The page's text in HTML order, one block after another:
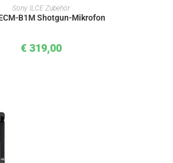
IN DEN WARENKORB
Sony ILCE Zubehör
B1M Shotgun-Mikrofon
€ 319,00